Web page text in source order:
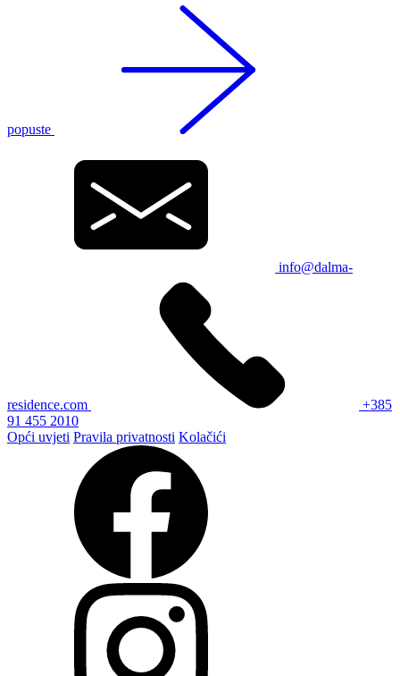
popuste
info@dalma-
residence.com
+385
91 455 2010
Opći uvjeti Pravila privatnosti Kolačići